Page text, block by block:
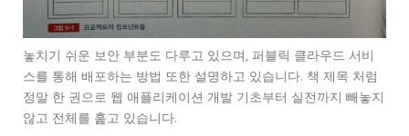
놓치기 쉬운 보안 부분도 다루고 있으며, 퍼블릭 클라우드 서비
스를 통해 배포하는 방법 또한 설명하고 있습니다. 책 제목 처럼
정말 한 권으로 웹 애플리케이션 개발 기초부터 실전까지 빼놓지
않고 전체를 훑고 있습니다.